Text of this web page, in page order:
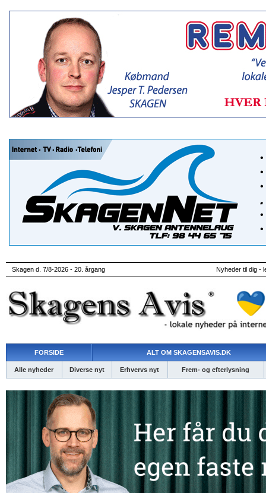
Skagen d. 7/8-2026 - 20. årgang Nyheder til dig -
FORSIDE ALT OM SKAGENSAVIS.DK
Alle nyheder Diverse nyt Erhvervs nyt Frem- og efterlysning